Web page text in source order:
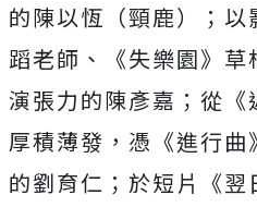
的陳以恆（頸鹿）； 以
蹈老師、《失樂園》 草
演張力的陳彥嘉；從《
厚積薄發，憑《進行
的劉育仁；於短片《翌